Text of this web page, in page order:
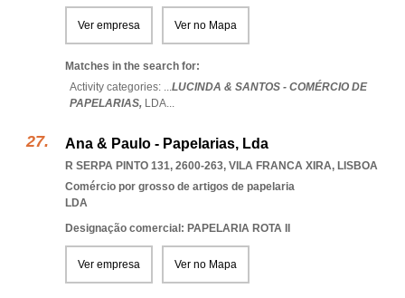
Ver empresa Ver no Mapa
Matches in the search for:
Activity categories: ...LUCINDA & SANTOS - COMÉRCIO DE
PAPELARIAS, LDA...
Ana & Paulo - Papelarias, Lda
R SERPA PINTO 131, 2600-263, VILA FRANCA XIRA, LISBOA
Comércio por grosso de artigos de papelaria
LDA
Designação comercial: PAPELARIA ROTA II
Ver empresa Ver no Mapa